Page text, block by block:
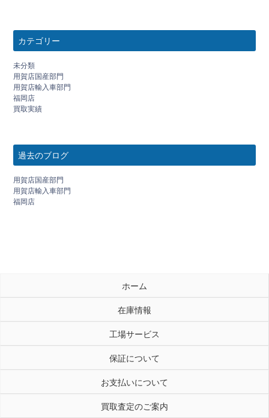
カテゴリー
未分類
用賀店国産部門
用賀店輸入車部門
福岡店
買取実績
過去のブログ
用賀店国産部門
用賀店輸入車部門
福岡店
ホーム
在庫情報
工場サービス
保証について
お支払いについて
買取査定のご案内